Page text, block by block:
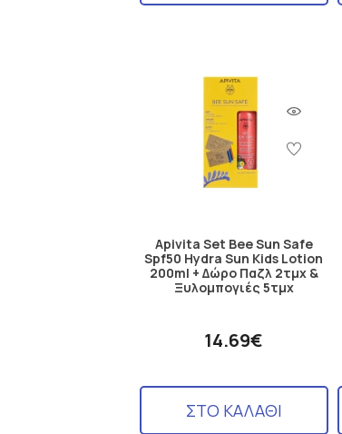
Apivita Set Bee Sun Safe
Spf50 Hydra Sun Kids Lotion
200ml + Δώρο Παζλ 2τμχ &
Ξυλομπογιές 5τμχ
14.69€
ΣΤΟ ΚΑΛΑΘΙ